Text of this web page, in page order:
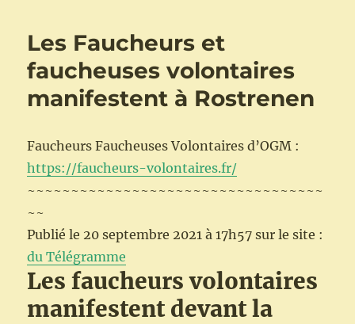
faucheurs
mènent
une
«
citoyenne
chez
RAGT
dans
l’Aveyron
Les Faucheurs et
faucheuses volontaires
manifestent à Rostrenen
Faucheurs Faucheuses Volontaires d’OGM :
https://faucheurs-volontaires.fr/
~~~~~~~~~~~~~~~~~~~~~~~~~~~~~~~~~~
~~
Publié le 20 septembre 2021 à 17h57 sur le site :
du Télégramme
Les faucheurs volontaires
manifestent devant la